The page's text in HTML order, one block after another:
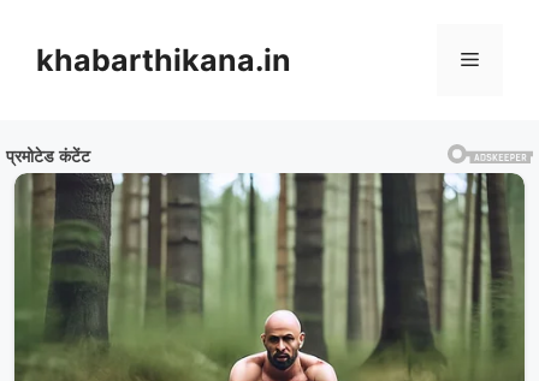
contentkhabarthikana.in Menu